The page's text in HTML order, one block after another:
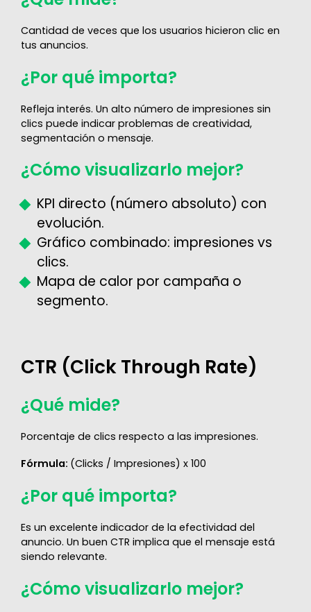
Cantidad de veces que los usuarios hicieron clic en
tus anuncios.
¿Por qué importa?
Refleja interés. Un alto número de impresiones sin
clics puede indicar problemas de creatividad,
segmentación o mensaje.
¿Cómo visualizarlo mejor?
KPI directo (número absoluto) con
evolución.
Gráfico combinado: impresiones vs
clics.
Mapa de calor por campaña o
segmento.
CTR (Click Through Rate)
¿Qué mide?
Porcentaje de clics respecto a las impresiones.
Fórmula: (Clicks / Impresiones) x 100
¿Por qué importa?
Es un excelente indicador de la efectividad del
anuncio. Un buen CTR implica que el mensaje está
siendo relevante.
¿Cómo visualizarlo mejor?